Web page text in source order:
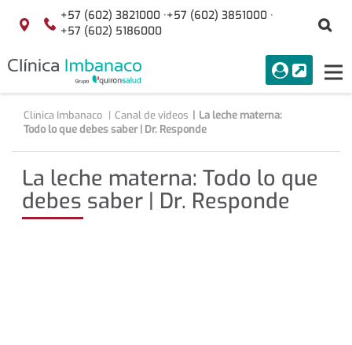
Saltar al contenido
Localización
+57 (602) 3821000 ·+57 (602) 3851000 ·
+57 (602) 5186000
menuAcceso
Buscar
Clínica Imbanaco Canal de videos
La leche materna:
Todo lo que debes saber | Dr. Responde
La leche materna: Todo lo que
debes saber | Dr. Responde